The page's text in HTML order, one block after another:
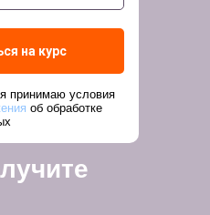
на курс
принимаю условия
об обработке